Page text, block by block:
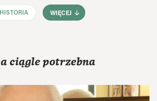
HISTORIA WIĘCEJ
ciągle potrzebna